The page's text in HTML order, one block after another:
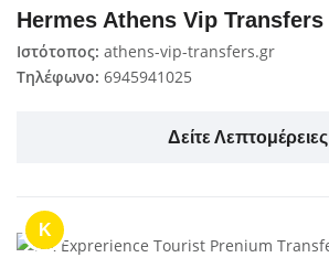
Hermes Athens Vip Transfers
Ιστότοπος: athens-vip-transfers.gr
Τηλέφωνο: 6945941025
Δείτε Λεπτομέρειες
K